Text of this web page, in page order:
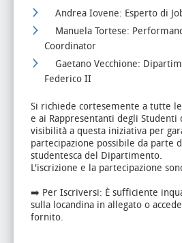
Andrea Iovene: Esperto di
Manuela Tortese:
Coordinator
Gaetano Vecchione:
Federico II
Si richiede cortesemente a tutte
e ai Rappresentanti degli Studenti
visibilità a questa iniziativa per
partecipazione possibile da parte
studentesca del Dipartimento.
L'iscrizione e la partecipazione
➡️ Per Iscriversi: È sufficiente
sulla locandina in allegato o
fornito.